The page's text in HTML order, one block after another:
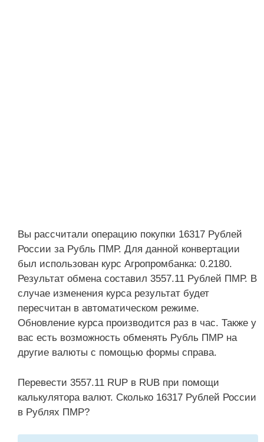
Вы рассчитали операцию покупки 16317 Рублей
России за Рубль ПМР. Для данной конвертации
был использован курс Агропромбанка: 0.2180.
Результат обмена составил 3557.11 Рублей ПМР. В
случае изменения курса результат будет
пересчитан в автоматическом режиме.
Обновление курса производится раз в час. Также у
вас есть возможность обменять Рубль ПМР на
другие валюты с помощью формы справа.
Перевести 3557.11 RUP в RUB при помощи
калькулятора валют. Сколько 16317 Рублей России
в Рублях ПМР?